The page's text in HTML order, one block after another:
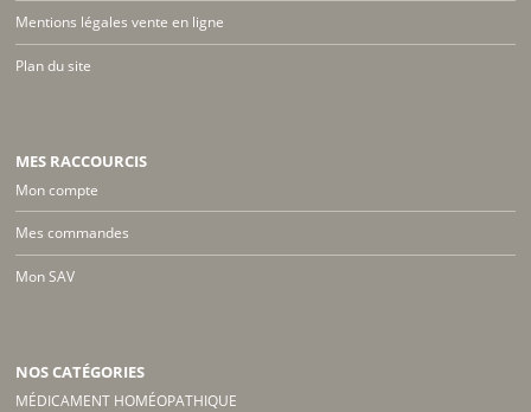
Mentions légales vente en ligne
Plan du site
MES RACCOURCIS
Mon compte
Mes commandes
Mon SAV
NOS CATÉGORIES
MÉDICAMENT HOMÉOPATHIQUE